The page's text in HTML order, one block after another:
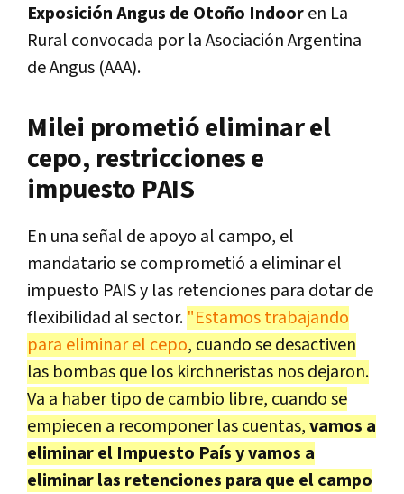
Exposición Angus de Otoño Indooren La
Rural convocada por la Asociación Argentina
de Angus (AAA).
Milei prometió eliminar el
cepo, restricciones e
impuesto PAIS
En una señal de apoyo al campo, el
mandatario se comprometió a eliminar el
impuesto PAIS y las retenciones para dotar de
flexibilidad al sector. "Estamos trabajando
para eliminar el cepo, cuando se desactiven
las bombas que los kirchneristas nos dejaron.
Va a haber tipo de cambio libre, cuando se
empiecen a recomponer las cuentas,vamos a
eliminar el Impuesto País y vamos a
eliminar las retenciones para que el campo